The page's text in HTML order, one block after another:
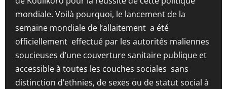
mondiale. Voilà pourquoi, le lancement de la
semaine mondiale de l’allaitement a été
officiellement effectué par les autorités maliennes
soucieuses d’une couverture sanitaire publique et
accessible à toutes les couches sociales sans
distinction d’ethnies, de sexes ou de statut social à